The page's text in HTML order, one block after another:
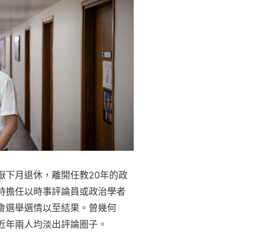
下月退休，離開任教20年的政
擔任以時事評論員或政治學者
選舉選情以至結果。曾幾何
兩人均淡出評論圈子。